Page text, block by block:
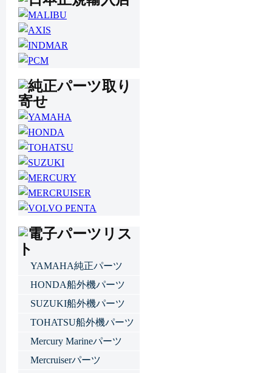
YAMAHA純正パーツ
HONDA船外機パーツ
SUZUKI船外機パーツ
TOHATSU船外機パーツ
Mercury Marineパーツ
Mercruiserパーツ